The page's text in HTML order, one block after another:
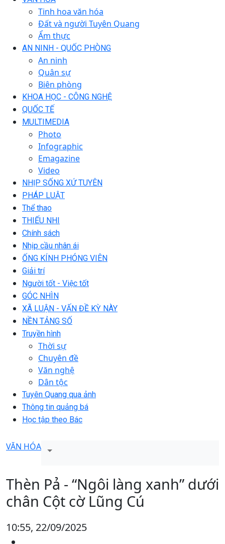
Tinh hoa văn hóa
Đất và người Tuyên Quang
Ẩm thực
AN NINH - QUỐC PHÒNG
An ninh
Quân sự
Biên phòng
KHOA HỌC - CÔNG NGHỆ
QUỐC TẾ
MULTIMEDIA
Photo
Infographic
Emagazine
Video
NHỊP SỐNG XỨ TUYÊN
PHÁP LUẬT
Thể thao
THIẾU NHI
Chính sách
Nhịp cầu nhân ái
ỐNG KÍNH PHÓNG VIÊN
Giải trí
Người tốt - Việc tốt
GÓC NHÌN
XÃ LUẬN - VẤN ĐỀ KỲ NÀY
NỀN TẢNG SỐ
Truyền hình
Thời sự
Chuyên đề
Văn nghệ
Dân tộc
Tuyên Quang qua ảnh
Thông tin quảng bá
Học tập theo Bác
VĂN HÓA
Thèn Pả - “Ngôi làng xanh” dưới
chân Cột cờ Lũng Cú
10:55, 22/09/2025